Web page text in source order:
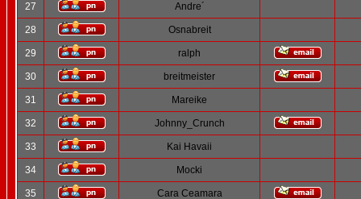
27 Andre´
28 Osnabreit
29 ralph
30 breitmeister
31 Mareike
32 Johnny_Crunch
33 Kai Havaii
34 Mocki
35 Cara Ceamara